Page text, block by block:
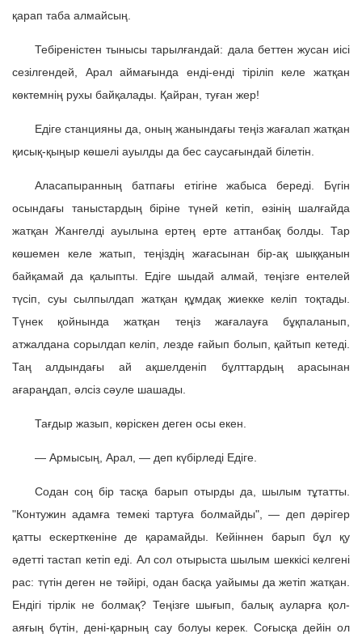
қарап таба алмайсың.
Тебіреністен тынысы тарылғандай: дала беттен жусан иісі
сезілгендей, Арал аймағында енді-енді тіріліп келе жатқан
көктемнің рухы байқалады. Қайран, туған жер!
Едіге станцияны да, оның жанындағы теңіз жағалап жатқан
қисық-қыңыр көшелі ауылды да бес саусағындай білетін.
Аласапыранның батпағы етігіне жабыса береді. Бүгін
осындағы таныстардың біріне түней кетіп, өзінің шалғайда
жатқан Жангелді ауылына ертең ерте аттанбақ болды. Тар
көшемен келе жатып, теңіздің жағасынан бір-ақ шыққанын
байқамай да қалыпты. Едіге шыдай алмай, теңізге ентелей
түсіп, суы сылпылдап жатқан құмдақ жиекке келіп тоқтады.
Түнек қойнында жатқан теңіз жағалауға бұқпаланып,
атжалдана сорылдап келіп, лезде ғайып болып, қайтып кетеді.
Таң алдындағы ай ақшелденіп бұлттардың арасынан
ағараңдап, әлсіз сәуле шашады.
Тағдыр жазып, көріскен деген осы екен.
— Армысың, Арал, — деп күбірледі Едіге.
Содан соң бір тасқа барып отырды да, шылым тұтатты.
"Контужин адамға темекі тартуға болмайды", — деп дәрігер
қатты ескерткеніне де қарамайды. Кейіннен барып бұл қу
әдетті тастап кетіп еді. Ал сол отырыста шылым шеккісі келгені
рас: түтін деген не тәйірі, одан басқа уайымы да жетіп жатқан.
Ендігі тірлік не болмақ? Теңізге шығып, балық ауларға қол-
аяғың бүтін, дені-қарның сау болуы керек. Соғысқа дейін ол